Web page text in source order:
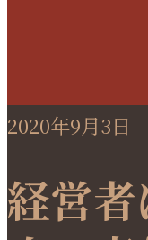
2020年9月3日
経営